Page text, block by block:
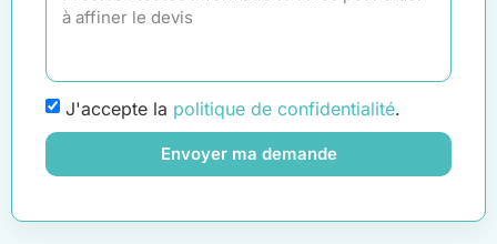
J'accepte la politique de confidentialité.
Envoyer ma demande